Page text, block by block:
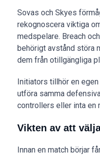
Sovas och Skyes
rekognoscera viktiga
medspelare. Breach
behörigt avstånd störa
dem från otillgängliga
Initiators tillhör en
utföra samma
controllers eller inta en
Vikten av att
Innan en match börjar